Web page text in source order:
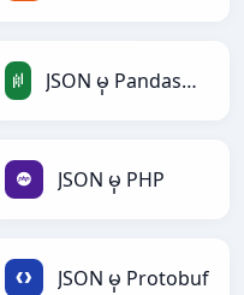
JSON မှ PandasDataFrame
JSON မှ PHP
JSON မှ Protobuf